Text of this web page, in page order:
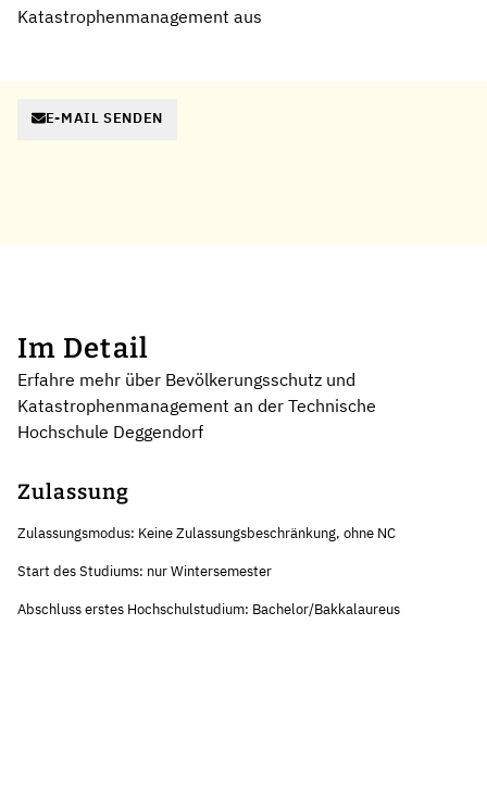
Katastrophenmanagement aus
E-MAIL SENDEN
Im Detail
Erfahre mehr über Bevölkerungsschutz und
Katastrophenmanagement an der Technische
Hochschule Deggendorf
Zulassung
Zulassungsmodus: Keine Zulassungsbeschränkung, ohne NC
Start des Studiums: nur Wintersemester
Abschluss erstes Hochschulstudium: Bachelor/Bakkalaureus